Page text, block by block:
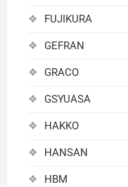
FUJIKURA
GEFRAN
GRACO
GSYUASA
HAKKO
HANSAN
HBM